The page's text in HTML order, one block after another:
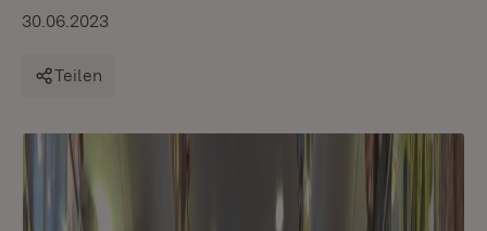
30.06.2023
Teilen